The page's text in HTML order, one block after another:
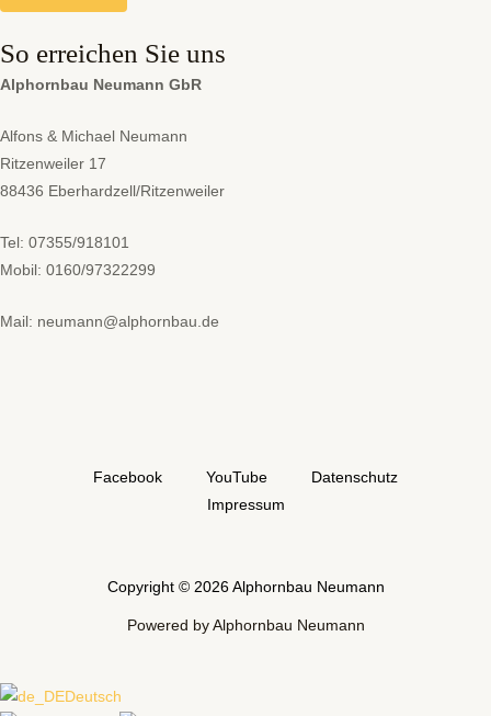
So erreichen Sie uns
Alphornbau Neumann GbR
Alfons & Michael Neumann
Ritzenweiler 17
88436 Eberhardzell/Ritzenweiler
Tel: 07355/918101
Mobil: 0160/97322299
Mail: neumann@alphornbau.de
Facebook YouTube
Datenschutz
Impressum
Copyright © 2026 Alphornbau Neumann
Powered by Alphornbau Neumann
Deutsch